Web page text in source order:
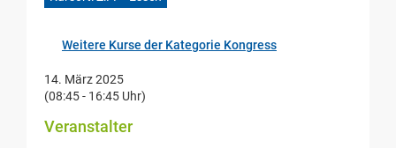
Weitere Kurse der Kategorie Kongress
14. März 2025
(08:45 - 16:45 Uhr)
Veranstalter